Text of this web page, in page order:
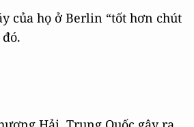
của họ ở Berlin “tốt hơn chút